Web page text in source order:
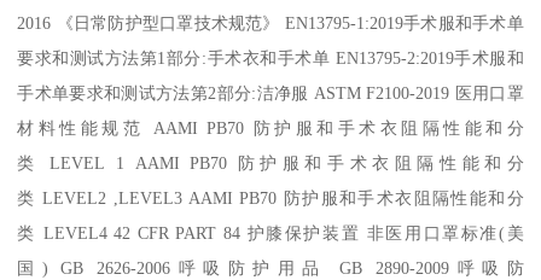
2016 《日常防护型口罩技术规范》 EN13795-1:2019手术服和手术单
要求和测试方法第1部分:手术衣和手术单 EN13795-2:2019手术服和
手术单要求和测试方法第2部分:洁净服 ASTM F2100-2019 医用口罩
材料性能规范 AAMI PB70 防护服和手术衣阻隔性能和分
类 LEVEL 1 AAMI PB70 防护服和手术衣阻隔性能和分
类 LEVEL2 ,LEVEL3 AAMI PB70 防护服和手术衣阻隔性能和分
类 LEVEL4 42 CFR PART 84 护膝保护装置 非医用口罩标准(美
国) GB 2626-2006呼吸防护用品 GB 2890-2009呼吸防